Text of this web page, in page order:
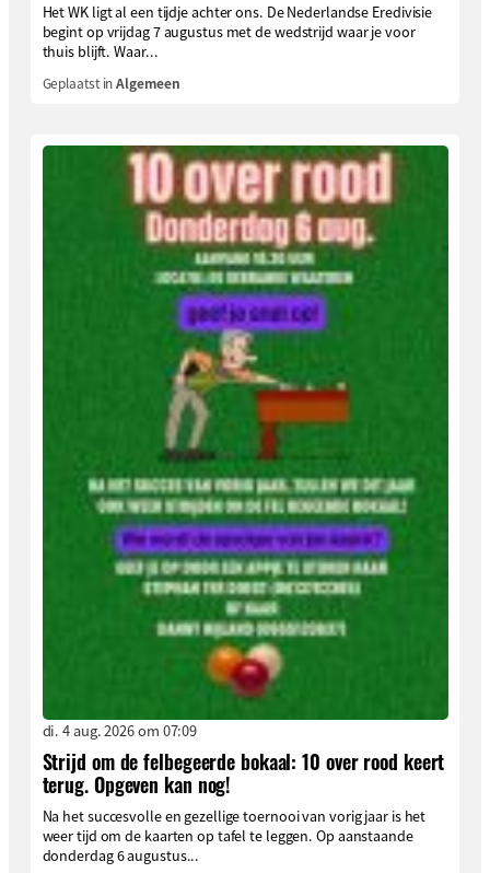
Het WK ligt al een tijdje achter ons. De Nederlandse Eredivisie
begint op vrijdag 7 augustus met de wedstrijd waar je voor
thuis blijft. Waar...
Geplaatst inAlgemeen
di. 4 aug. 2026 om 07:09
Strijd om de felbegeerde bokaal: 10 over rood keert
terug. Opgeven kan nog!
Na het succesvolle en gezellige toernooi van vorig jaar is het
weer tijd om de kaarten op tafel te leggen. Op aanstaande
donderdag 6 augustus...